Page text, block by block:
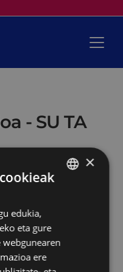
- SU TA
ardatza. Abestiak
dira, gure lan
×
edukia,
eta gure
ere